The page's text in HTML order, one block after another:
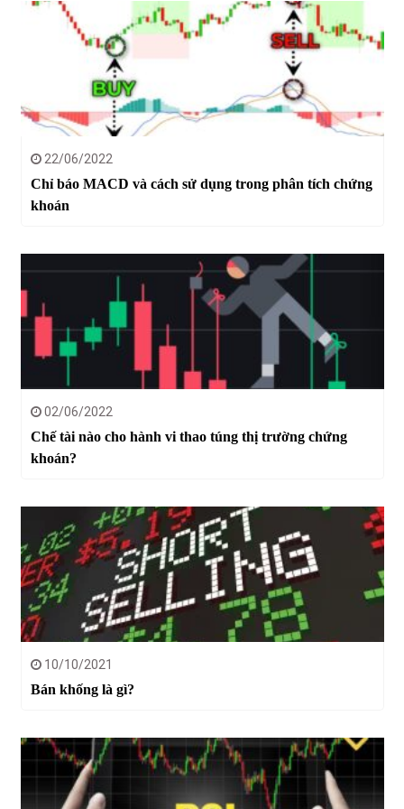
22/06/2022
Chỉ báo MACD và cách sử dụng trong phân tích chứng
khoán
02/06/2022
Chế tài nào cho hành vi thao túng thị trường chứng
khoán?
10/10/2021
Bán khống là gì?